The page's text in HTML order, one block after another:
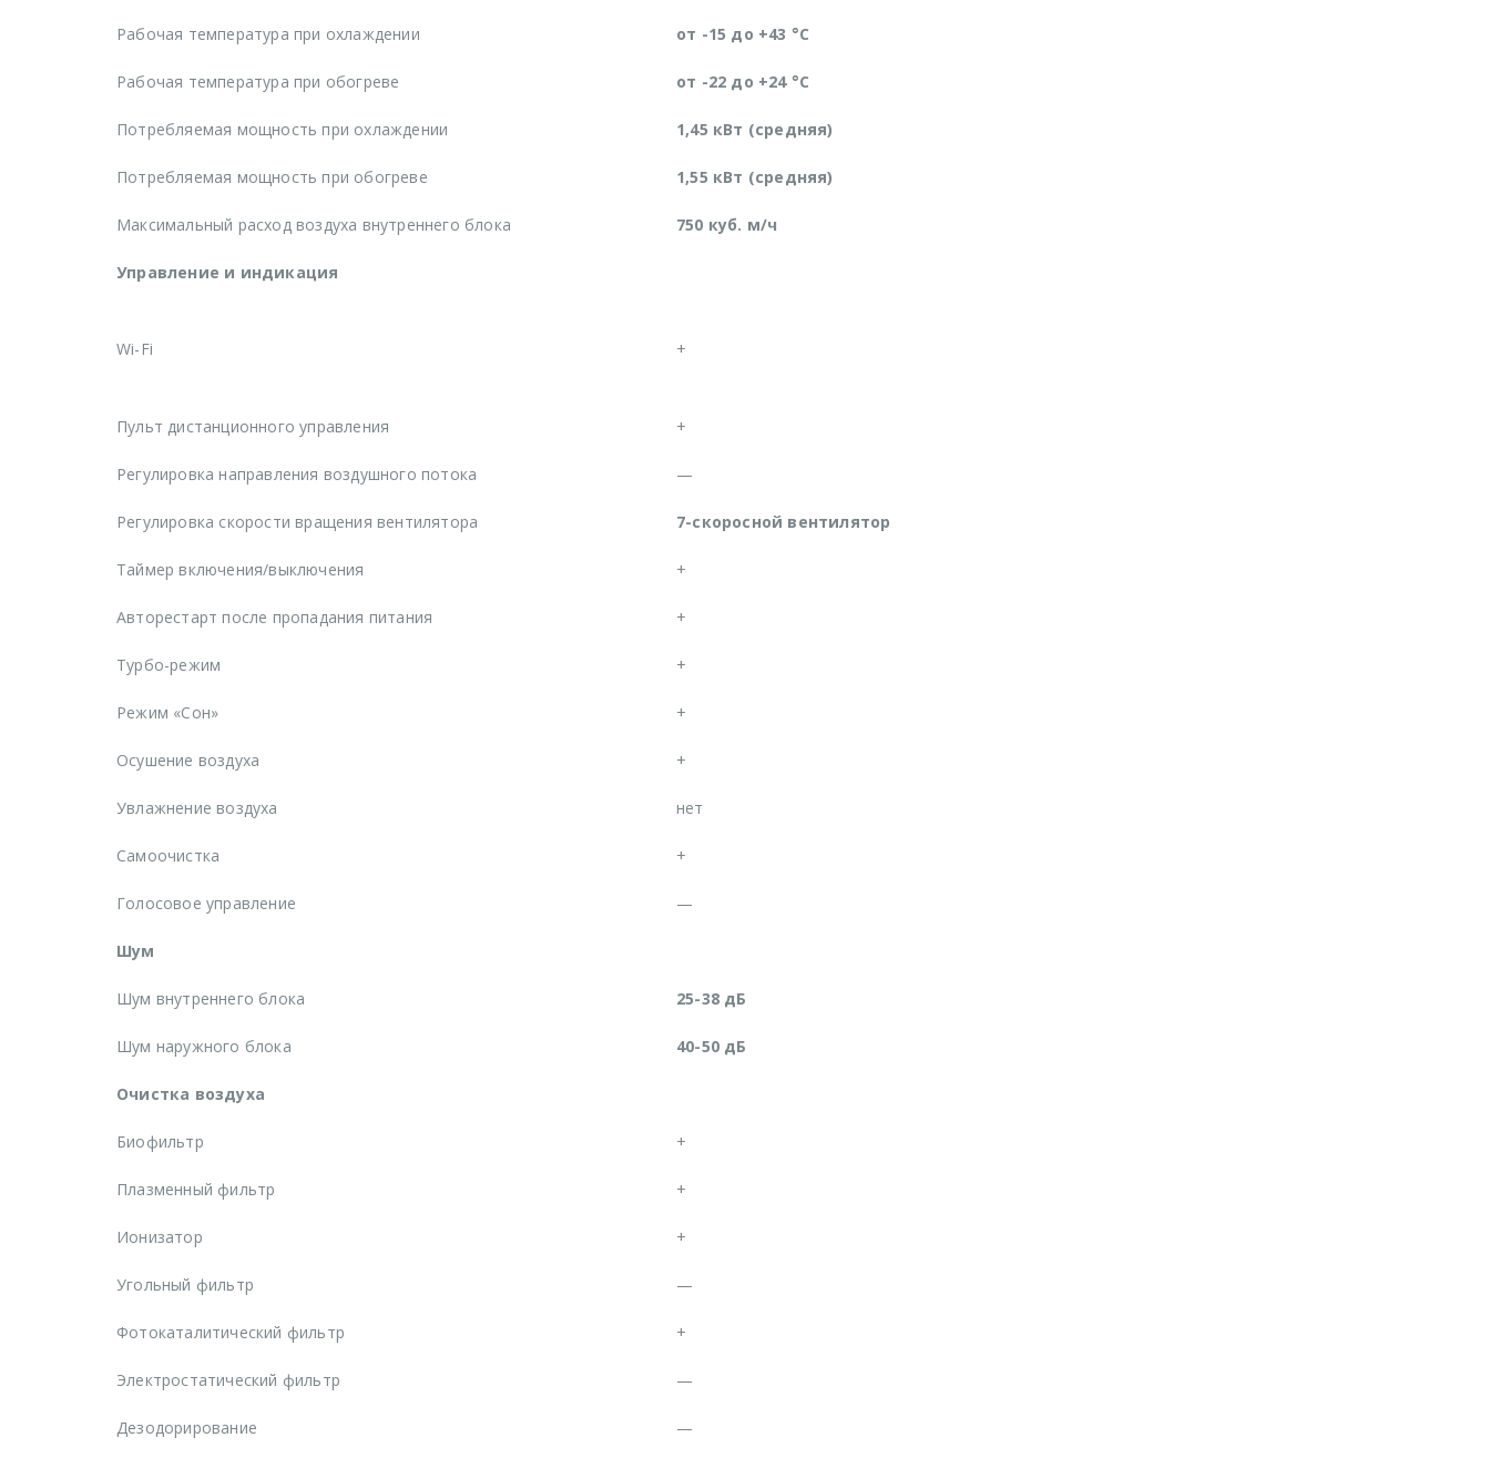
Рабочая температура при охлаждении от -15 до +43 °C
Рабочая температура при обогреве от -22 до +24 °C
Потребляемая мощность при охлаждении 1,45 кВт (средняя)
Потребляемая мощность при обогреве 1,55 кВт (средняя)
Максимальный расход воздуха внутреннего блока 750 куб. м/ч
Управление и индикация
Wi-Fi +
Пульт дистанционного управления +
Регулировка направления воздушного потока —
Регулировка скорости вращения вентилятора 7-скоросной вентилятор
Таймер включения/выключения +
Авторестарт после пропадания питания +
Турбо-режим +
Режим «Сон» +
Осушение воздуха +
Увлажнение воздуха нет
Самоочистка +
Голосовое управление —
Шум
Шум внутреннего блока 25-38 дБ
Шум наружного блока 40-50 дБ
Очистка воздуха
Биофильтр +
Плазменный фильтр +
Ионизатор +
Угольный фильтр —
Фотокаталитический фильтр +
Электростатический фильтр —
Дезодорирование —